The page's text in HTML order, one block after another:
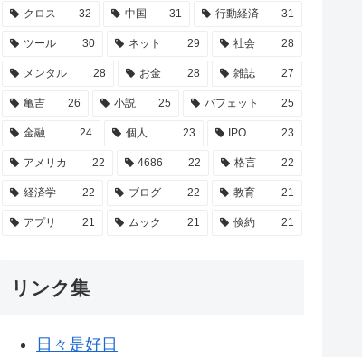
クロス 32 中国 31 行動経済 31
ツール 30 ネット 29 社会 28
メンタル 28 お金 28 雑誌 27
亀吉 26 小説 25 バフェット 25
金融 24 個人 23 IPO 23
アメリカ 22 4686 22 格言 22
経済学 22 ブログ 22 教育 21
アプリ 21 ムック 21 倹約 21
リンク集
日々是好日